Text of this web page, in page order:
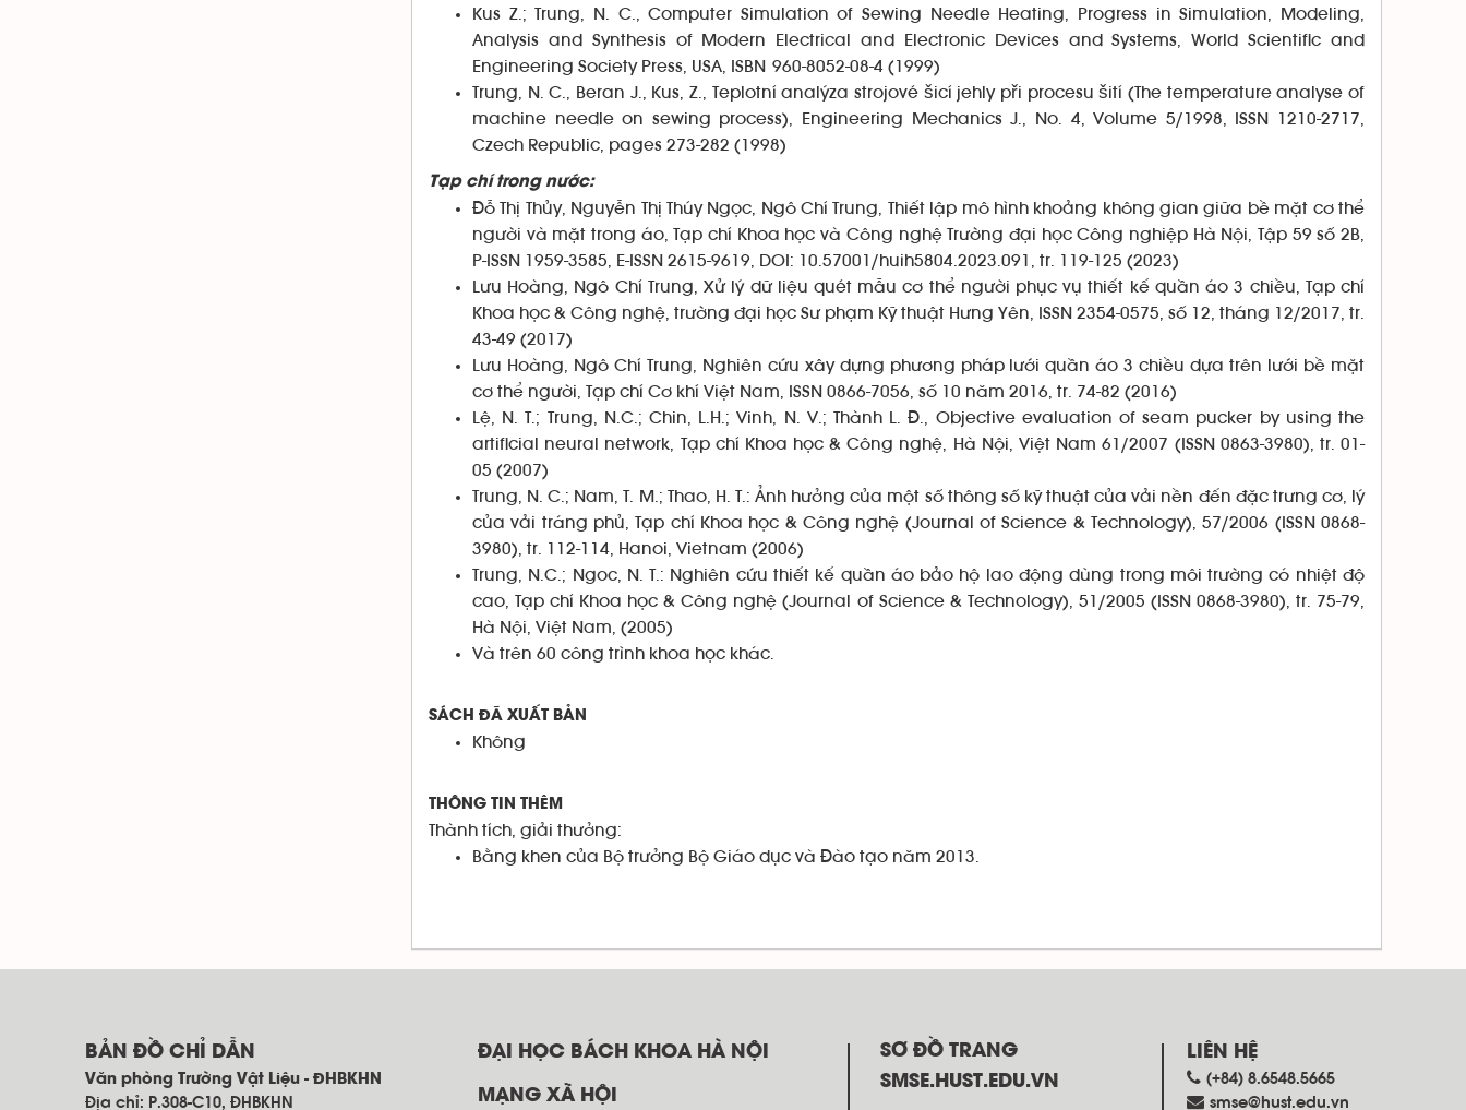
Kus Z.; Trung, N. C., Computer Simulation of Sewing Needle Heating, Progress in Simulation, Modeling,
Analysis and Synthesis of Modern Electrical and Electronic Devices and Systems, World Scientific and
Engineering Society Press, USA, ISBN 960-8052-08-4 (1999)
Trung, N. C., Beran J., Kus, Z., Teplotní analýza strojové šicí jehly při procesu šití (The temperature analyse of
machine needle on sewing process), Engineering Mechanics J., No. 4, Volume 5/1998, ISSN 1210-2717,
Czech Republic, pages 273-282 (1998)
Tạp chí trong nước:
Đỗ Thị Thủy, Nguyễn Thị Thúy Ngọc, Ngô Chí Trung, Thiết lập mô hình khoảng không gian giữa bề mặt cơ thể
người và mặt trong áo, Tạp chí Khoa học và Công nghệ Trường đại học Công nghiệp Hà Nội, Tập 59 số 2B,
P-ISSN 1959-3585, E-ISSN 2615-9619, DOI: 10.57001/huih5804.2023.091, tr. 119-125 (2023)
Lưu Hoàng, Ngô Chí Trung, Xử lý dữ liệu quét mẫu cơ thể người phục vụ thiết kế quần áo 3 chiều, Tạp chí
Khoa học & Công nghệ, trường đại học Sư phạm Kỹ thuật Hưng Yên, ISSN 2354-0575, số 12, tháng 12/2017, tr.
43-49 (2017)
Lưu Hoàng, Ngô Chí Trung, Nghiên cứu xây dựng phương pháp lưới quần áo 3 chiều dựa trên lưới bề mặt
cơ thể người, Tạp chí Cơ khí Việt Nam, ISSN 0866-7056, số 10 năm 2016, tr. 74-82 (2016)
Lệ, N. T.; Trung, N.C.; Chin, L.H.; Vinh, N. V.; Thành L. Đ., Objective evaluation of seam pucker by using the
artificial neural network, Tạp chí Khoa học & Công nghệ, Hà Nội, Việt Nam 61/2007 (ISSN 0863-3980), tr. 01-
05 (2007)
Trung, N. C.; Nam, T. M.; Thao, H. T.: Ảnh hưởng của một số thông số kỹ thuật của vải nền đến đặc trưng cơ, lý
của vải tráng phủ, Tạp chí Khoa học & Công nghệ (Journal of Science & Technology), 57/2006 (ISSN 0868-
3980), tr. 112-114, Hanoi, Vietnam (2006)
Trung, N.C.; Ngoc, N. T.: Nghiên cứu thiết kế quần áo bảo hộ lao động dùng trong môi trường có nhiệt độ
cao, Tạp chí Khoa học & Công nghệ (Journal of Science & Technology), 51/2005 (ISSN 0868-3980), tr. 75-79,
Hà Nội, Việt Nam, (2005)
Và trên 60 công trình khoa học khác.
SÁCH ĐÃ XUẤT BẢN
Không
THÔNG TIN THÊM
Thành tích, giải thưởng:
Bằng khen của Bộ trưởng Bộ Giáo dục và Đào tạo năm 2013.
BẢN ĐỒ CHỈ DẪN
Văn phòng Trường Vật Liệu - ĐHBKHN
Địa chỉ: P.308-C10, ĐHBKHN
ĐẠI HỌC BÁCH KHOA HÀ NỘI
MẠNG XÃ HỘI
SƠ ĐỒ TRANG
SMSE.HUST.EDU.VN
LIÊN HỆ
(+84) 8.6548.5665
smse@hust.edu.vn